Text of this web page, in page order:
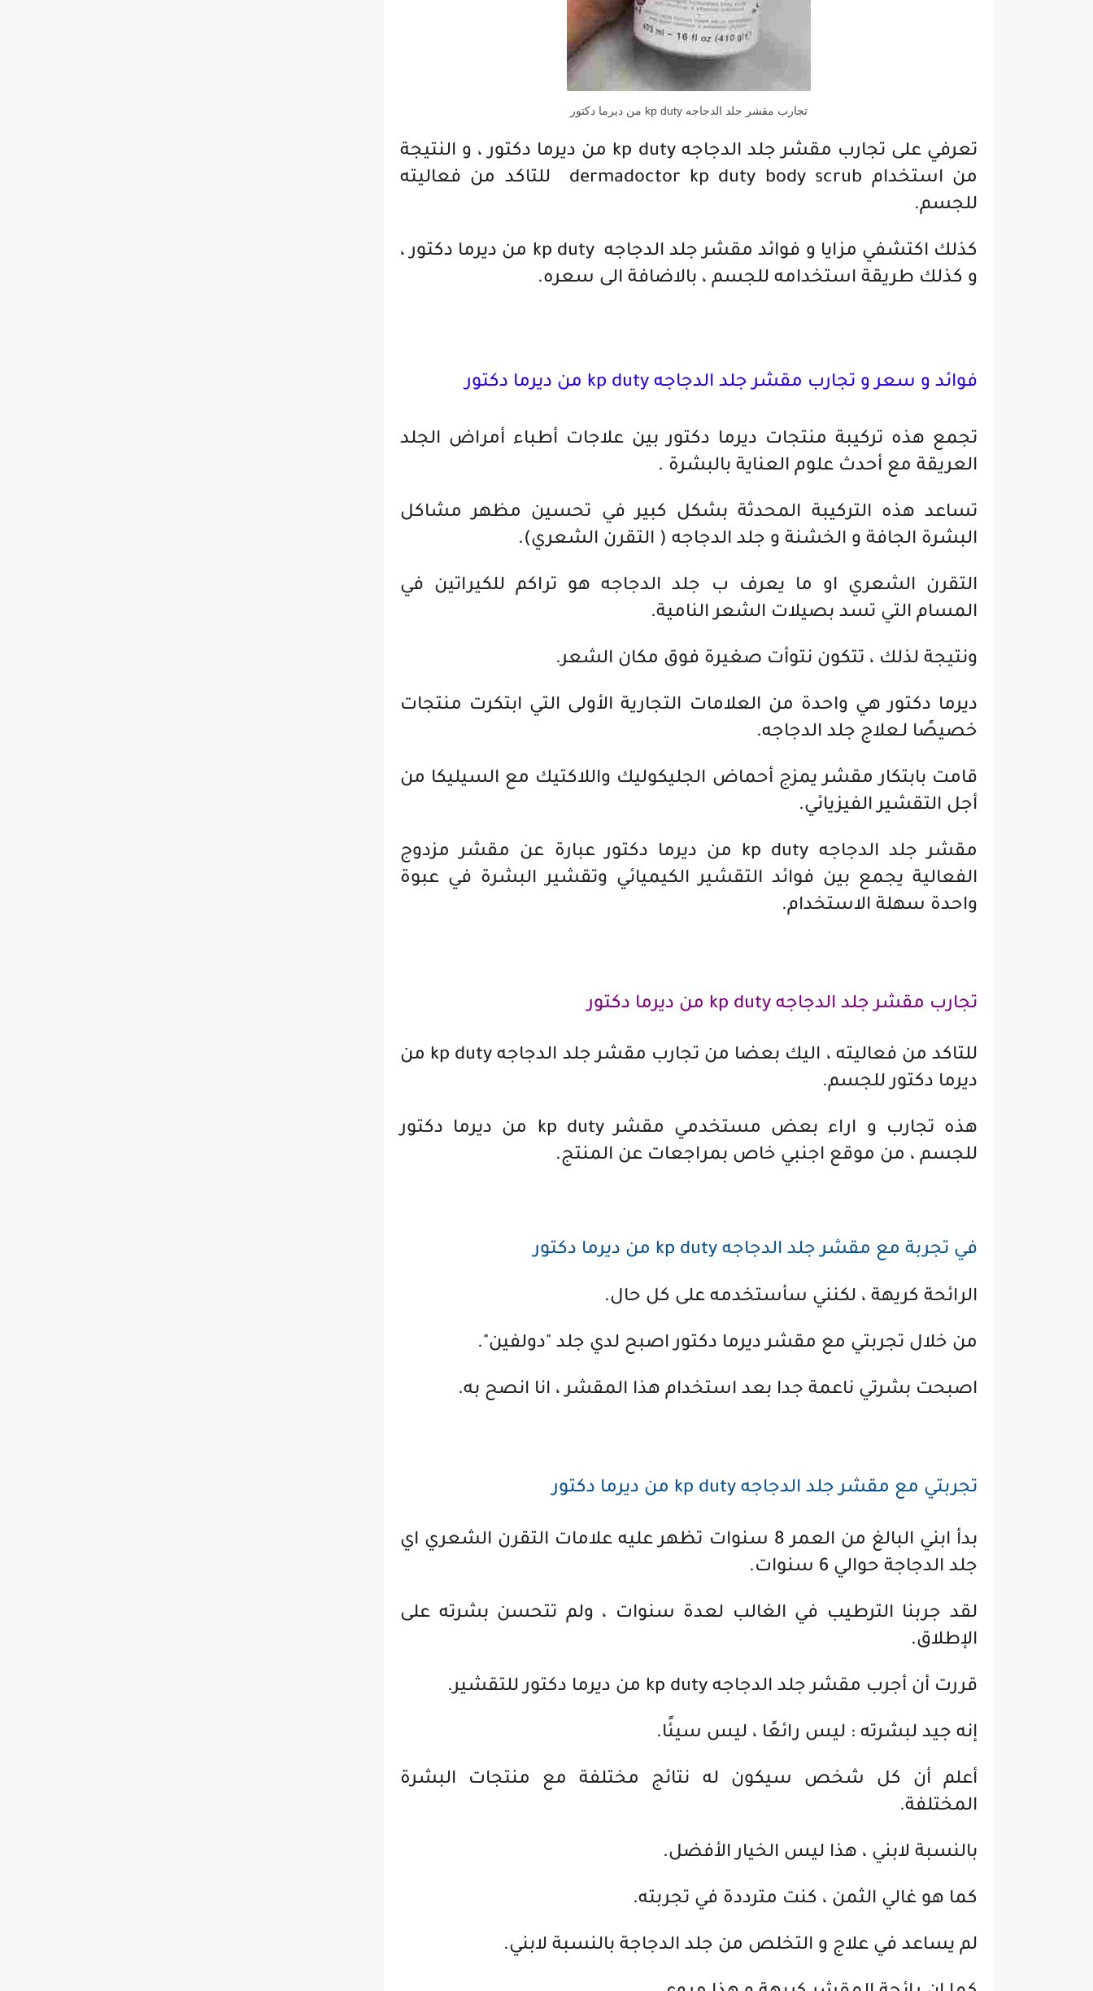
تجارب مقشر جلد الدجاجه kp duty من ديرما دكتور
تعرفي على تجارب مقشر جلد الدجاجه kp duty من ديرما دكتور ، و النتيجة
من استخدام dermadoctor kp duty body scrub للتاكد من فعاليته
للجسم.
كذلك اكتشفي مزايا و فوائد مقشر جلد الدجاجه kp duty من ديرما دكتور ،
و كذلك طريقة استخدامه للجسم ، بالاضافة الى سعره.
فوائد و سعر و تجارب مقشر جلد الدجاجه kp duty من ديرما دكتور
تجمع هذه تركيبة منتجات ديرما دكتور بين علاجات أطباء أمراض الجلد
العريقة مع أحدث علوم العناية بالبشرة .
تساعد هذه التركيبة المحدثة بشكل كبير في تحسين مظهر مشاكل
البشرة الجافة و الخشنة و جلد الدجاجه ( التقرن الشعري).
التقرن الشعري او ما يعرف ب جلد الدجاجه هو تراكم للكيراتين في
المسام التي تسد بصيلات الشعر النامية.
ونتيجة لذلك ، تتكون نتوأت صغيرة فوق مكان الشعر.
ديرما دكتور هي واحدة من العلامات التجارية الأولى التي ابتكرت منتجات
خصيصًا لـعلاج جلد الدجاجه.
قامت بابتكار مقشر يمزج أحماض الجليكوليك واللاكتيك مع السيليكا من
أجل التقشير الفيزيائي.
مقشر جلد الدجاجه kp duty من ديرما دكتور عبارة عن مقشر مزدوج
الفعالية يجمع بين فوائد التقشير الكيميائي وتقشير البشرة في عبوة
واحدة سهلة الاستخدام.
تجارب مقشر جلد الدجاجه kp duty من ديرما دكتور
للتاكد من فعاليته ، اليك بعضا من تجارب مقشر جلد الدجاجه kp duty من
ديرما دكتور للجسم.
هذه تجارب و اراء بعض مستخدمي مقشر kp duty من ديرما دكتور
للجسم ، من موقع اجنبي خاص بمراجعات عن المنتج.
في تجربة مع مقشر جلد الدجاجه kp duty من ديرما دكتور
الرائحة كريهة ، لكنني سأستخدمه على كل حال.
من خلال تجربتي مع مقشر ديرما دكتور اصبح لدي جلد "دولفين".
اصبحت بشرتي ناعمة جدا بعد استخدام هذا المقشر ، انا انصح به.
تجربتي مع مقشر جلد الدجاجه kp duty من ديرما دكتور
بدأ ابني البالغ من العمر 8 سنوات تظهر عليه علامات التقرن الشعري اي
جلد الدجاجة حوالي 6 سنوات.
لقد جربنا الترطيب في الغالب لعدة سنوات ، ولم تتحسن بشرته على
الإطلاق.
قررت أن أجرب مقشر جلد الدجاجه kp duty من ديرما دكتور للتقشير.
إنه جيد لبشرته : ليس رائعًا ، ليس سيئًا.
أعلم أن كل شخص سيكون له نتائج مختلفة مع منتجات البشرة
المختلفة.
بالنسبة لابني ، هذا ليس الخيار الأفضل.
كما هو غالي الثمن ، كنت مترددة في تجربته.
لم يساعد في علاج و التخلص من جلد الدجاجة بالنسبة لابني.